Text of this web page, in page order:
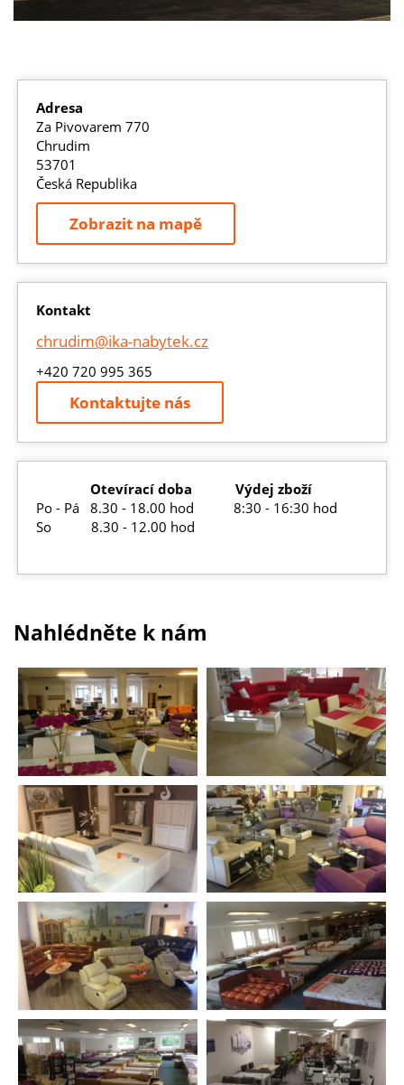
Adresa
Za Pivovarem 770
Chrudim
53701
Česká Republika
Zobrazit na mapě
Kontakt
chrudim@ika-nabytek.cz
+420 720 995 365
Kontaktujte nás
Otevírací doba Výdej zboží
Po - Pá 8.30 - 18.00 hod 8:30 - 16:30 hod
So 8.30 - 12.00 hod
Nahlédněte k nám